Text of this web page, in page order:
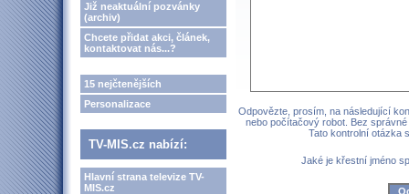
Již neaktuální pozvánky
(archiv)
Chcete přidat akci, článek,
kontaktovat nás...?
15 nejčtenějších
Personalizace
TV-MIS.cz nabízí:
Hlavní strana televize TV-
MIS.cz
Odpovězte, prosím, na následující
nebo počítačový robot. Bez
Tato kontrolní otázka
Jaké je křestní jméno